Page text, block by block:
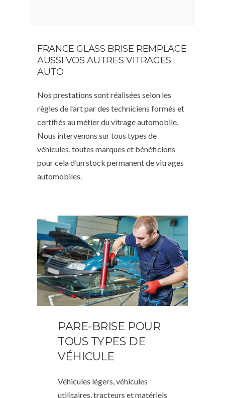
FRANCE GLASS BRISE REMPLACE
AUSSI VOS AUTRES VITRAGES
AUTO
Nos prestations sont réalisées selon les
règles de l’art par des techniciens formés et
certifiés au métier du vitrage automobile.
Nous intervenons sur tous types de
véhicules, toutes marques et bénéficions
pour cela d’un stock permanent de vitrages
automobiles.
PARE-BRISE POUR
TOUS TYPES DE
VÉHICULE
Véhicules légers, véhicules
utilitaires, tracteurs et matériels